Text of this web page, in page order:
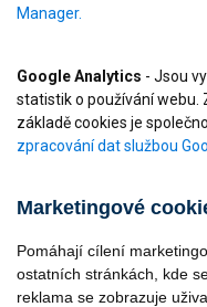
Manager.
Google Analytics - Jsou
statistik o používání webu.
základě cookies je
zpracování dat službou
Marketingové
Pomáhají cílení
ostatních stránkách, kde
reklama se zobrazuje